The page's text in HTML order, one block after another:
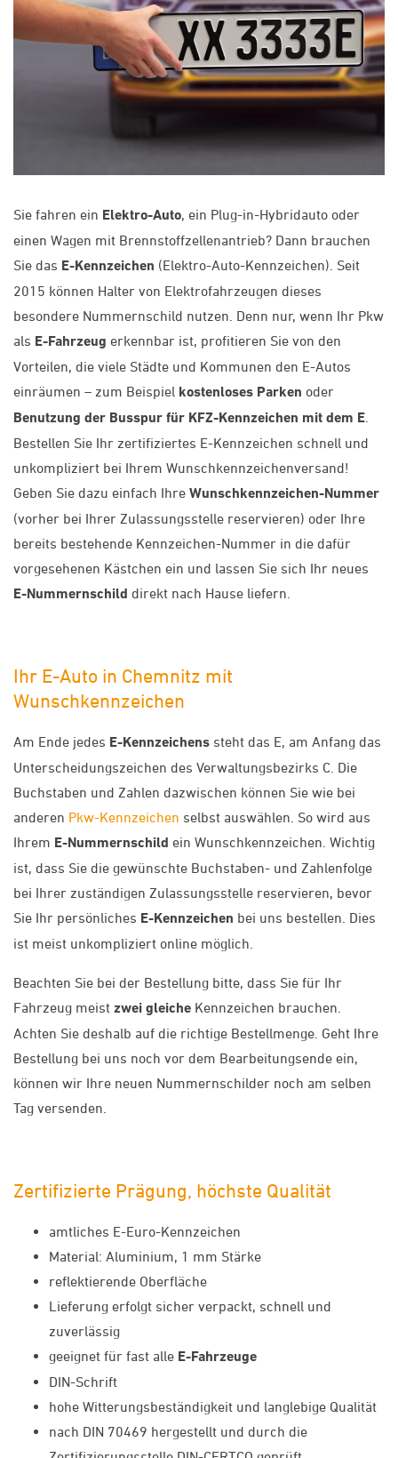
Sie fahren ein Elektro-Auto, ein Plug-in-Hybridauto oder
einen Wagen mit Brennstoffzellenantrieb? Dann brauchen
Sie das E-Kennzeichen (Elektro-Auto-Kennzeichen). Seit
2015 können Halter von Elektrofahrzeugen dieses
besondere Nummernschild nutzen. Denn nur, wenn Ihr Pkw
als E-Fahrzeug erkennbar ist, profitieren Sie von den
Vorteilen, die viele Städte und Kommunen den E-Autos
einräumen – zum Beispiel kostenloses Parken oder
Benutzung der Busspur für KFZ-Kennzeichen mit dem E
Bestellen Sie Ihr zertifiziertes E-Kennzeichen schnell und
unkompliziert bei Ihrem Wunschkennzeichenversand!
Geben Sie dazu einfach Ihre Wunschkennzeichen-Nummer
(vorher bei Ihrer Zulassungsstelle reservieren) oder Ihre
bereits bestehende Kennzeichen-Nummer in die dafür
vorgesehenen Kästchen ein und lassen Sie sich Ihr neues
E-Nummernschild direkt nach Hause liefern.
Ihr E-Auto in Chemnitz mit
Wunschkennzeichen
Am Ende jedes E-Kennzeichens steht das E, am Anfang das
Unterscheidungszeichen des Verwaltungsbezirks C. Die
Buchstaben und Zahlen dazwischen können Sie wie bei
anderen Pkw-Kennzeichen selbst auswählen. So wird aus
Ihrem E-Nummernschild ein Wunschkennzeichen. Wichtig
ist, dass Sie die gewünschte Buchstaben- und Zahlenfolge
bei Ihrer zuständigen Zulassungsstelle reservieren, bevor
Sie Ihr persönliches E-Kennzeichen bei uns bestellen. Dies
ist meist unkompliziert online möglich.
Beachten Sie bei der Bestellung bitte, dass Sie für Ihr
Fahrzeug meist zwei gleiche Kennzeichen brauchen.
Achten Sie deshalb auf die richtige Bestellmenge. Geht Ihre
Bestellung bei uns noch vor dem Bearbeitungsende ein,
können wir Ihre neuen Nummernschilder noch am selben
Tag versenden.
Zertifizierte Prägung, höchste Qualität
amtliches E-Euro-Kennzeichen
Material: Aluminium, 1 mm Stärke
reflektierende Oberfläche
Lieferung erfolgt sicher verpackt, schnell und
zuverlässig
geeignet für fast alle E-Fahrzeuge
DIN-Schrift
hohe Witterungsbeständigkeit und langlebige Qualität
nach DIN 70469 hergestellt und durch die